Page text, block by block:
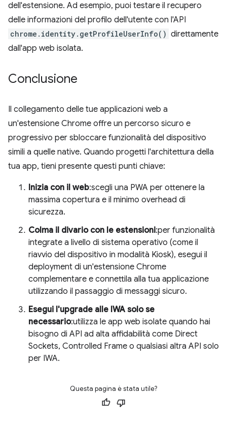
dell'estensione. Ad esempio, puoi testare il recupero
delle informazioni del profilo dell'utente con l'API
chrome.identity.getProfileUserInfo() direttamente
dall'app web isolata.
Conclusione
Il collegamento delle tue applicazioni web a
un'estensione Chrome offre un percorso sicuro e
progressivo per sbloccare funzionalità del dispositivo
simili a quelle native. Quando progetti l'architettura della
tua app, tieni presente questi punti chiave:
Inizia con il web:scegli una PWA per ottenere la
massima copertura e il minimo overhead di
sicurezza.
Colma il divario con le estensioni:per funzionalità
integrate a livello di sistema operativo (come il
riavvio del dispositivo in modalità Kiosk), esegui il
deployment di un'estensione Chrome
complementare e connettila alla tua applicazione
utilizzando il passaggio di messaggi sicuro.
Esegui l'upgrade alle IWA solo se
necessario:utilizza le app web isolate quando hai
bisogno di API ad alta affidabilità come Direct
Sockets, Controlled Frame o qualsiasi altra API solo
per IWA.
Questa pagina è stata utile?